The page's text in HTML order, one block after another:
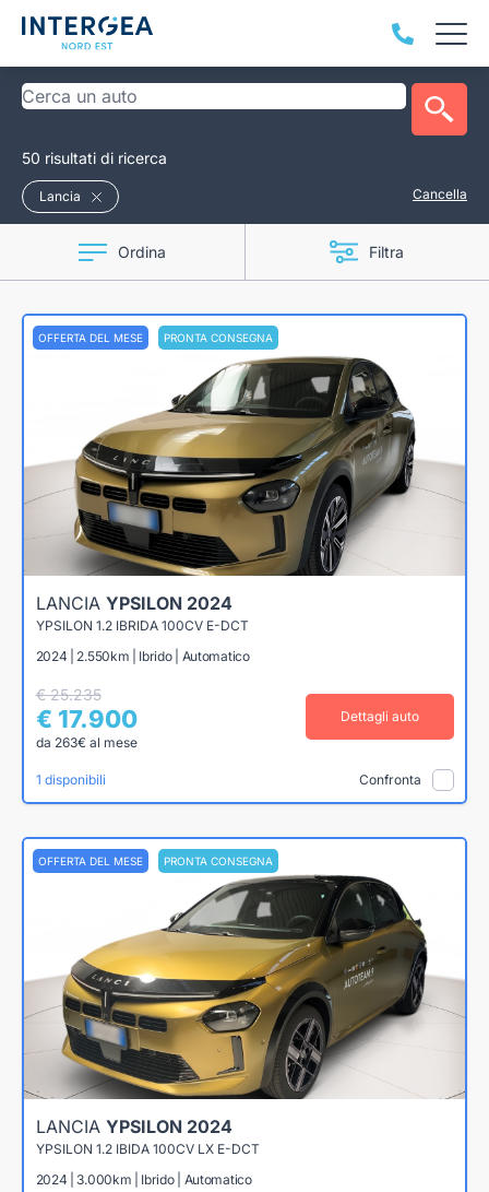
50 risultati di ricerca
Lancia Cancella
Ordina Filtra
OFFERTA DEL MESE PRONTA CONSEGNA
LANCIA YPSILON 2024
YPSILON 1.2 IBRIDA 100CV E-DCT
2024 | 2.550km | Ibrido | Automatico
€ 25.235
€ 17.900
da 263€ al mese
Dettagli auto
1 disponibili Confronta
OFFERTA DEL MESE PRONTA CONSEGNA
LANCIA YPSILON 2024
YPSILON 1.2 IBIDA 100CV LX E-DCT
2024 | 3.000km | Ibrido | Automatico